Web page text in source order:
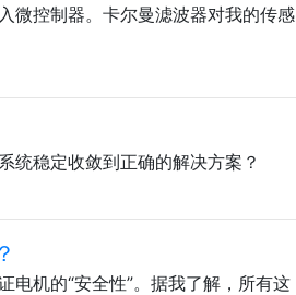
微控制器。卡尔曼滤波器对我的传感
统稳定收敛到正确的解决方案？
电机的“安全性”。据我了解，所有这